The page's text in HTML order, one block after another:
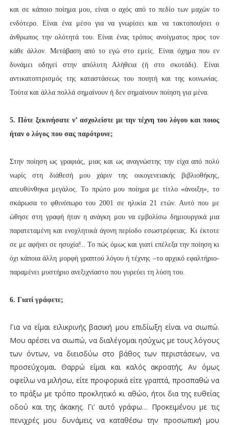
και σε κάποιο ποίημα μου, είναι ο αχός από το πεδίο των μαχών το
ενδότερο. Είναι ένα μέσο για να γνωρίσει και να τακτοποιήσει ο
άνθρωπος την ολότητά του. Είναι ένας τρόπος ανοίγματος προς τον
κάθε άλλον. Μετάβαση από το εγώ στο εμείς. Είναι όχημα που εν
δυνάμει οδηγεί στην απόλυτη Αλήθεια (ή στο σκοτάδι). Είναι
αντικατοπτρισμός της καταστάσεως του ποιητή και της κοινωνίας.
Τούτα και άλλα πολλά σημαίνουν ή δεν σημαίνουν ποίηση για μένα.
5. Πότε ξεκινήσατε ν’ ασχολείστε με την τέχνη του λόγου και ποιος
ήταν ο λόγος που σας παρότρυνε;
Στην ποίηση ως γραφιάς, μιας και ως αναγνώστης την είχα από πολύ
νωρίς στη διάθεσή μου χάριν της οικογενειακής βιβλιοθήκης,
απευθύνθηκα μεγάλος. Το πρώτο μου ποίημα με τίτλο «άνοιξη», το
σκάρωσα το φθινόπωρο του 2001 σε ηλικία 21 ετών. Αυτό που με
ώθησε στη γραφή ήταν η ανάγκη μου να εμβολίσω δημιουργικά μια
παρατεταμένη και ενοχλητικά άγονη περίοδο εσωστρέφειας. Κι έκτοτε
σε με αφήνει σε ησυχία!.. Το πώς όμως και γιατί επέλεξα την ποίηση κι
όχι κάποια άλλη μορφή γραπτού λόγου ή τέχνης –το αρχικό εφαλτήριο-
παραμένει μυστήριο ανεξιχνίαστο που γυρεύει τη λύση του.
6. Γιατί γράφετε;
Για να είμαι ειλικρινής βασική μου επιδίωξη είναι να σιωπώ.
Μου αρέσει να σιωπώ, να διαλέγομαι ησύχως με τους λόγους
των όντων, να διεισδύω στο βάθος των περιστάσεων, να
προσεύχομαι. Θαρρώ είμαι και καλός ακροατής. Αν όμως
οφείλω να μιλήσω, είτε προφορικά είτε γραπτά, προσπαθώ να
το πράξω με τρόπο προκλητικό κι αθώο, ήτοι δια της ευθείας
οδού και της άκακης. Γι’ αυτό γράφω… Προκειμένου με τις
πενιχρές μου δυνάμεις να καταθέσω την προσωπική μου